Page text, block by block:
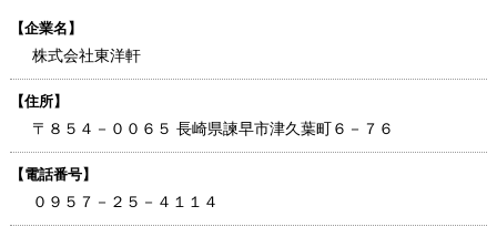
【企業名】
株式会社東洋軒
【住所】
〒８５４－００６５ 長崎県諫早市津久葉町６－７６
【電話番号】
０９５７－２５－４１１４